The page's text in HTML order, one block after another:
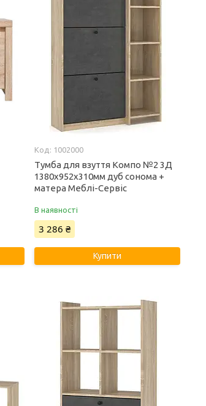
1002000
Тумба для взуття Компо №2 3Д
1380х952х310мм дуб сонома +
матера Меблі-Сервіс
В наявності
3 286 ₴
Купити